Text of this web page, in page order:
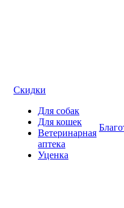
Скидки
Для собак
Для кошек
Ветеринарная
аптека
Уценка